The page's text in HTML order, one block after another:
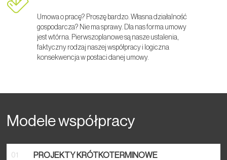
Umowa o pracę? Proszę bardzo. Własna działalność
gospodarcza? Nie ma sprawy. Dla nas forma umowy
jest wtórna. Pierwszoplanowe są nasze ustalenia,
faktyczny rodzaj naszej współpracy i logiczna
konsekwencja w postaci danej umowy.
Modele współpracy
01 PROJEKTY KRÓTKOTERMINOWE